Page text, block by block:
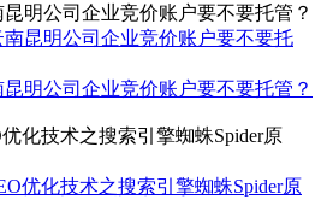
昆明公司企业竞价账户要不要托管？
昆明公司企业竞价账户要不要托管？
化技术之搜索引擎蜘蛛Spider原